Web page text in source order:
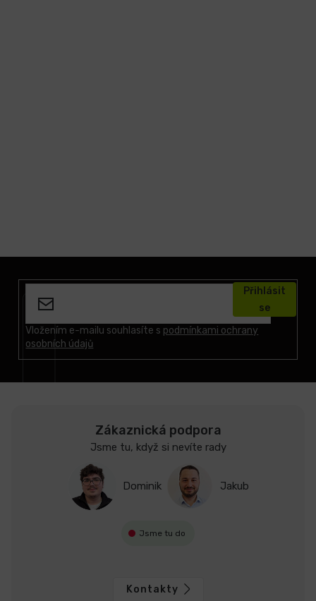
Vložením e-mailu souhlasíte s podmínkami ochrany
osobních údajů
Přihlásit
se
Zákaznická podpora
Jsme tu, když si nevíte rady
Dominik Jakub
Jsme tu do
Kontakty